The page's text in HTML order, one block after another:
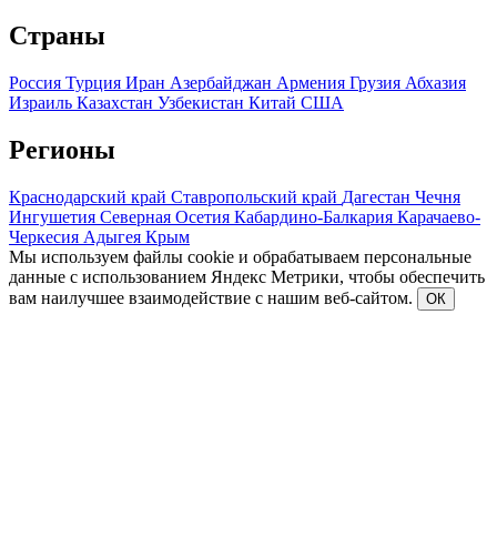
Страны
Россия Турция Иран Азербайджан Армения Грузия Абхазия
Израиль Казахстан Узбекистан Китай США
Регионы
Краснодарский край Ставропольский край Дагестан Чечня
Ингушетия Северная Осетия Кабардино-Балкария Карачаево-
Черкесия Адыгея Крым
Мы используем файлы cookie и обрабатываем персональные
данные с использованием Яндекс Метрики, чтобы обеспечить
вам наилучшее взаимодействие с нашим веб-сайтом.
ОК